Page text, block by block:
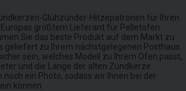
Glühzünder-Hitzepatronen für Ihren
größtem Lieferant für Pelletofen
Sie das beste Produkt auf dem Markt zu
geliefert zu Ihrem nächstgelegenen Posthaus.
sein, welches Modell zu Ihrem Ofen passt,
und die Länge der alten Zündkerze.
noch ein Photo, sodass wir Ihnen bei der
können.